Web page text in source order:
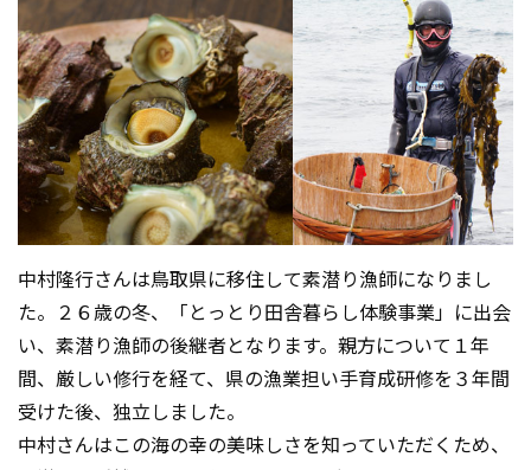
中村隆行さんは鳥取県に移住して素潜り漁師になりまし
た。２６歳の冬、「とっとり田舎暮らし体験事業」に出会
い、素潜り漁師の後継者となります。親方について１年
間、厳しい修行を経て、県の漁業担い手育成研修を３年間
受けた後、独立しました。
中村さんはこの海の幸の美味しさを知っていただくため、